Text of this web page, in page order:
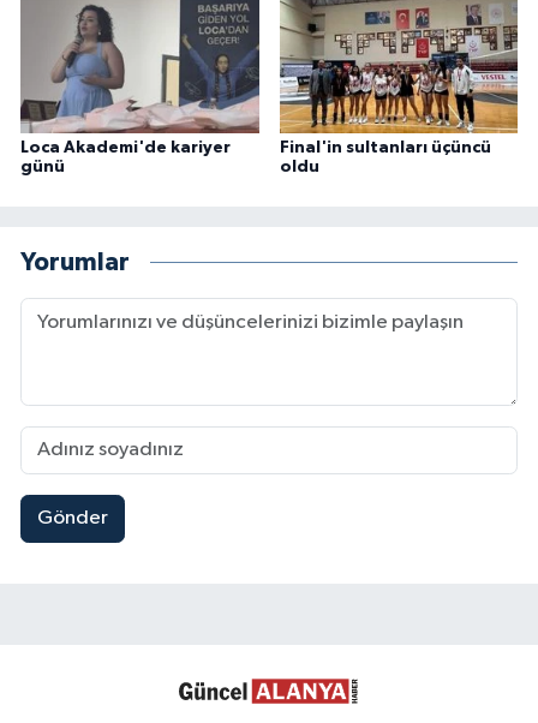
Loca Akademi'de kariyer
günü
Final'in sultanları üçüncü
oldu
Yorumlar
Gönder